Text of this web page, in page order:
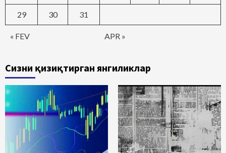
« FEV APR »
29 30 31
Сизни қизиқтирган янгиликлар